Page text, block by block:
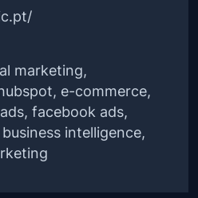
marketing,
e-commerce,
facebook ads,
intelligence,